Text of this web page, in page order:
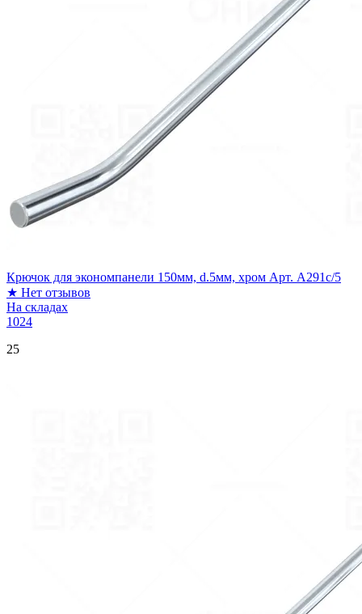
Крючок для экономпанели 150мм, d.5мм, хром Арт. A291c/5
★ Нет отзывов
На складах
1024
25